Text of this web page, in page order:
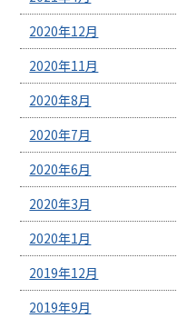
2020年12月
2020年11月
2020年8月
2020年7月
2020年6月
2020年3月
2020年1月
2019年12月
2019年9月